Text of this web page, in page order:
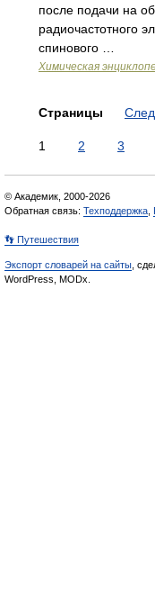
после подачи на
радиочастотного
спинового …
Химическая
Страницы
1 2 3
© Академик, 2000-2026
Обратная связь: Техподдержка
👣 Путешествия
Экспорт словарей на сайты ,
WordPress, MODx.